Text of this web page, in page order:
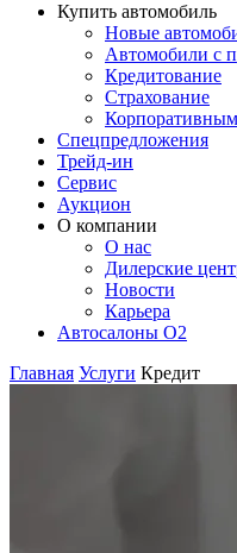
Купить автомобиль
Новые
Автомобили с
Кредитование
Страхование
Спецпредложения
Трейд-ин
Сервис
Аукцион
О компании
О нас
Дилерские
Новости
Карьера
Автосалоны O2
Главная Услуги Кредит